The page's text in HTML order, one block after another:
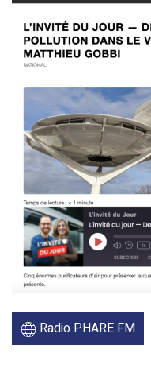
Radio PHARE FM